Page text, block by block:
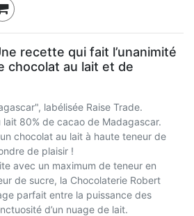
recette qui fait l’unanimité
chocolat au lait et de
labélisée Raise Trade.
80% de cacao de Madagascar.
chocolat au lait à haute teneur de
de plaisir !
avec un maximum de teneur en
de sucre, la Chocolaterie Robert
parfait entre la puissance des
d’un nuage de lait.